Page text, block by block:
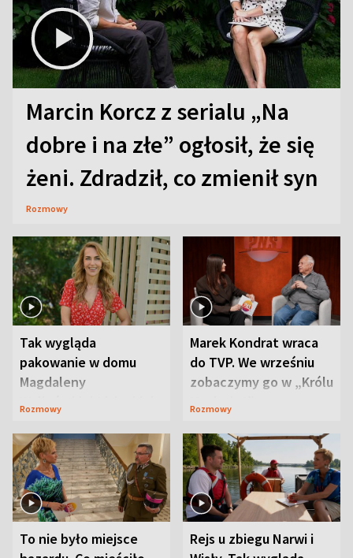
Marcin Korcz z serialu „Na
dobre i na złe” ogłosił, że się
żeni. Zdradził, co zmienił syn
Rozmowy
Tak wygląda
pakowanie w domu
Magdaleny
Waligórskiej-Lisieckiej.
Rozmowy
Marek Kondrat wraca
do TVP. We wrześniu
zobaczymy go w „Królu
Maciusiu I”
Rozmowy
To nie było miejsce
Rejs u zbiegu Narwi i